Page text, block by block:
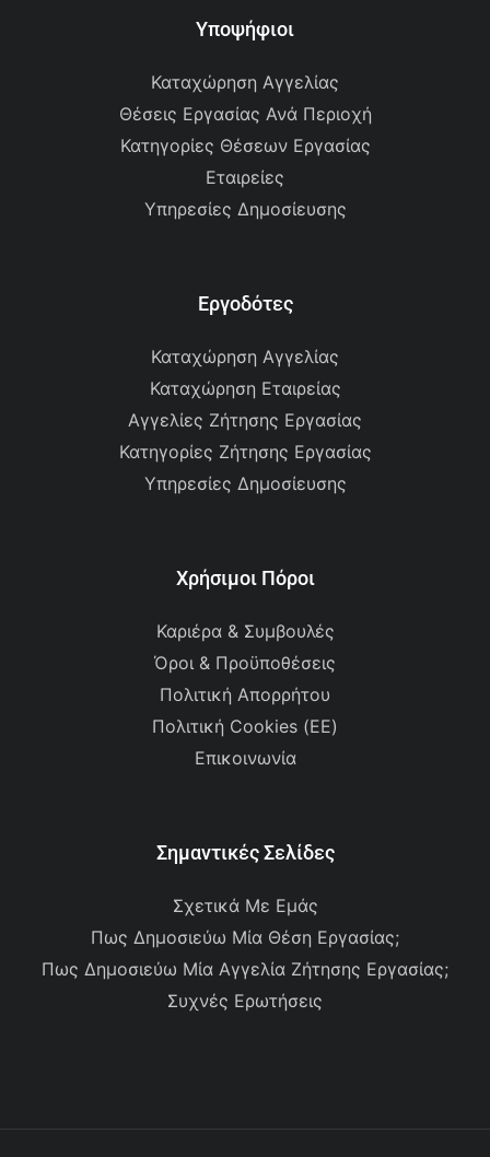
Υποψήφιοι
Καταχώρηση Αγγελίας
Θέσεις Εργασίας Ανά Περιοχή
Κατηγορίες Θέσεων Εργασίας
Εταιρείες
Υπηρεσίες Δημοσίευσης
Εργοδότες
Καταχώρηση Αγγελίας
Καταχώρηση Εταιρείας
Αγγελίες Ζήτησης Εργασίας
Κατηγορίες Ζήτησης Εργασίας
Υπηρεσίες Δημοσίευσης
Χρήσιμοι Πόροι
Καριέρα & Συμβουλές
Όροι & Προϋποθέσεις
Πολιτική Απορρήτου
Πολιτική Cookies (ΕΕ)
Επικοινωνία
Σημαντικές Σελίδες
Σχετικά Με Εμάς
Πως Δημοσιεύω Μία Θέση Εργασίας;
Πως Δημοσιεύω Μία Αγγελία Ζήτησης Εργασίας;
Συχνές Ερωτήσεις